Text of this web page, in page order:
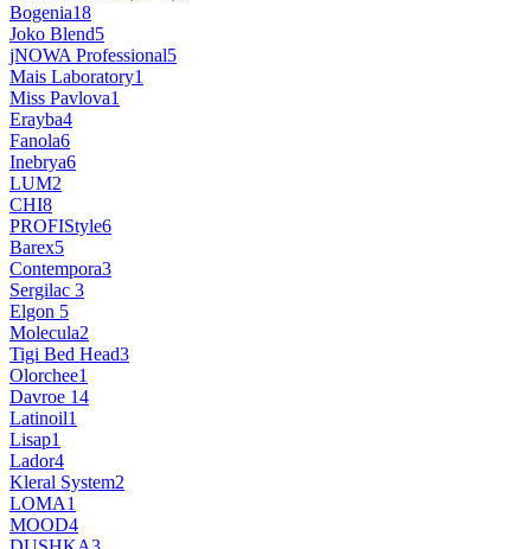
Bogenia18
Joko Blend5
jNOWA Professional5
Mais Laboratory1
Miss Pavlova1
Erayba4
Fanola6
Inebrya6
LUM2
CHI8
PROFIStyle6
Barex5
Contempora3
Sergilac 3
Elgon 5
Molecula2
Tigi Bed Head3
Olorchee1
Davroe 14
Latinoil1
Lisap1
Lador4
Kleral System2
LOMA1
MOOD4